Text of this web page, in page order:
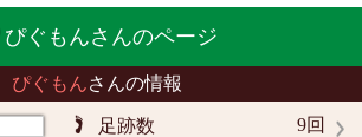
ぴぐもんさんのページ
ぴぐもんさんの情報
足跡数
9回